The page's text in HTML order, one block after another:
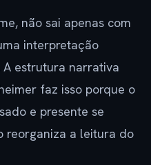
não sai apenas com
interpretação
A estrutura narrativa
faz isso porque o
e presente se
reorganiza a leitura do